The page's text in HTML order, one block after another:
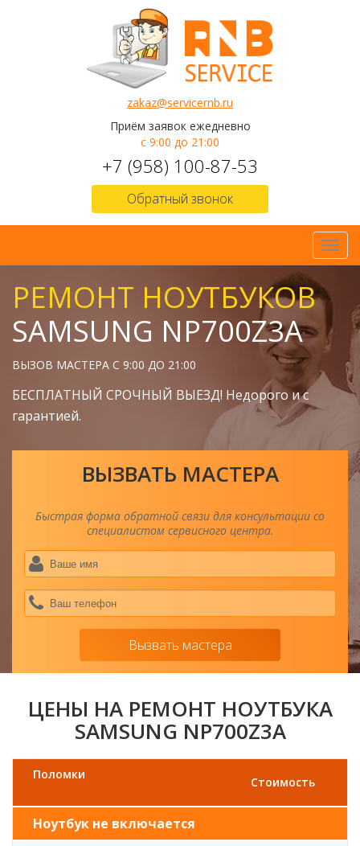
zakaz@servicernb.ru
Приём заявок ежедневно
с 9:00 до 21:00
+7 (958) 100-87-53
Обратный звонок
РЕМОНТ НОУТБУКОВ
SAMSUNG NP700Z3A
ВЫЗОВ МАСТЕРА С 9:00 ДО 21:00
БЕСПЛАТНЫЙ СРОЧНЫЙ ВЫЕЗД! Недорого и с
гарантией.
ВЫЗВАТЬ МАСТЕРА
Быстрая форма обратной связи для консультации со
специалистом сервисного центра.
Вызвать мастера
ЦЕНЫ НА РЕМОНТ НОУТБУКА
SAMSUNG NP700Z3A
Поломки
Стоимость
Ноутбук не включается